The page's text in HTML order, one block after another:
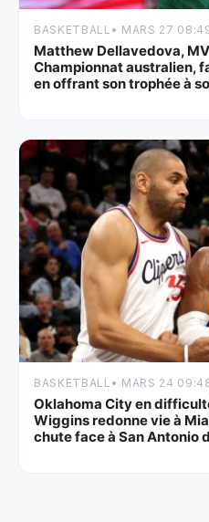
BASKETBALL • MARS 27
Matthew Dellavedova,
Championnat australien,
en offrant son trophée à
BASKETBALL • MARS 24
Oklahoma City en
Wiggins redonne vie à
chute face à San Antonio